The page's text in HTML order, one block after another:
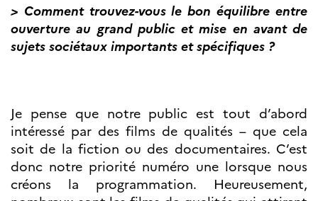
Programme
Norway
Événements
Science Night
Rechercher :
> Comment trouvez-vous le bon équilibre entre
ouverture au grand public et mise en avant de
sujets sociétaux importants et spécifiques ?
Je pense que notre public est tout d’abord
intéressé par des films de qualités – que cela
soit de la fiction ou des documentaires. C’est
donc notre priorité numéro une lorsque nous
créons la programmation. Heureusement,